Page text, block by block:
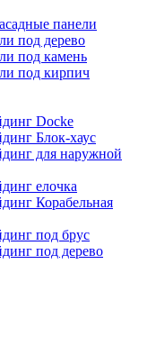
панели
под дерево
под камень
под кирпич
Docke
Блок-хаус
для наружной
елочка
Корабельная
под брус
под дерево